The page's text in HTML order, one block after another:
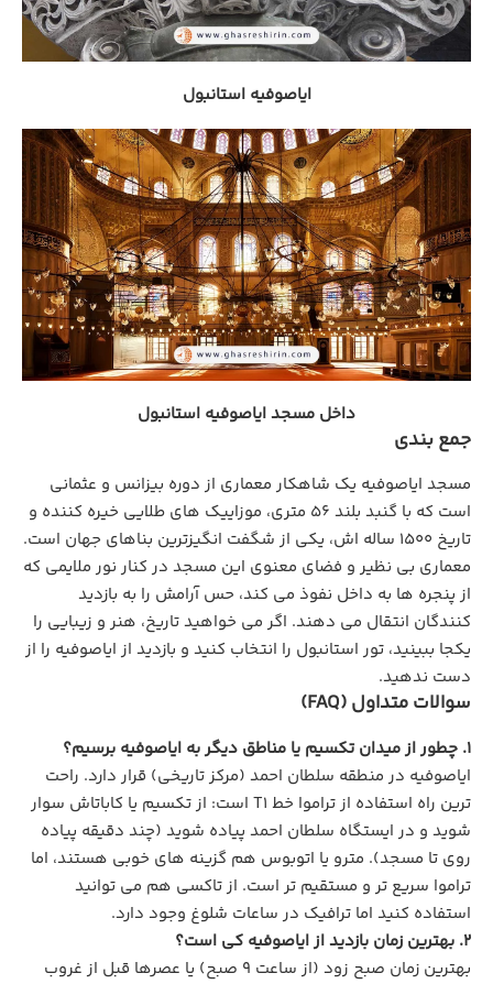
ایاصوفیه استانبول
داخل مسجد ایاصوفیه استانبول
جمع بندی
مسجد ایاصوفیه یک شاهکار معماری از دوره بیزانس و عثمانی
است که با گنبد بلند ۵۶ متری، موزاییک‌ های طلایی خیره‌ کننده و
تاریخ ۱۵۰۰ ساله‌ اش، یکی از شگفت‌ انگیزترین بناهای جهان است.
معماری بی نظیر و فضای معنوی این مسجد در کنار نور ملایمی که
از پنجره ها به داخل نفوذ می کند، حس آرامش را به بازدید
کنندگان انتقال می دهند. اگر می‌ خواهید تاریخ، هنر و زیبایی را
یکجا ببینید، تور استانبول را انتخاب کنید و بازدید از ایاصوفیه را از
دست ندهید.
سوالات متداول (FAQ)
۱. چطور از میدان تکسیم یا مناطق دیگر به ایاصوفیه برسیم؟
ایاصوفیه در منطقه سلطان احمد (مرکز تاریخی) قرار دارد. راحت‌
ترین راه استفاده از تراموا خط T۱ است: از تکسیم یا کاباتاش سوار
شوید و در ایستگاه سلطان احمد پیاده شوید (چند دقیقه پیاده‌
روی تا مسجد). مترو یا اتوبوس هم گزینه‌ های خوبی هستند، اما
تراموا سریع‌ تر و مستقیم‌ تر است. از تاکسی هم می توانید
استفاده کنید اما ترافیک در ساعات شلوغ وجود دارد.
۲. بهترین زمان بازدید از ایاصوفیه کی است؟
بهترین زمان صبح زود (از ساعت ۹ صبح) یا عصرها قبل از غروب